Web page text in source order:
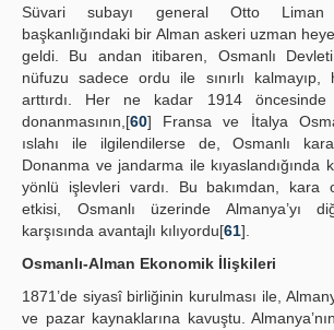
Süvari subayı general Otto Liman
başkanlığındaki bir Alman askeri uzman
geldi. Bu andan itibaren, Osmanlı
nüfuzu sadece ordu ile sınırlı
arttırdı. Her ne kadar 1914 öncesinde
donanmasının,[60] Fransa ve İtalya
ıslahı ile ilgilendilerse de, Osmanlı
Donanma ve jandarma ile kıyaslandığında
yönlü işlevleri vardı. Bu bakımdan, kara
etkisi, Osmanlı üzerinde Almanya’yı
karşısında avantajlı kılıyordu[61].
Osmanlı-Alman Ekonomik İlişkileri
1871’de siyasî birliğinin kurulması ile,
ve pazar kaynaklarına kavuştu.